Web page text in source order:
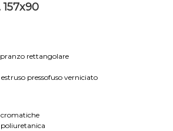
rettangolare
pressofuso verniciato